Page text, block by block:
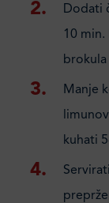
Dodati
10 min.
Manje
kuhati